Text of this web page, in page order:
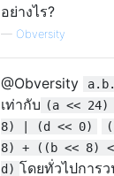
อย่างไร?
— Obversity
@Obversity
เท่ากับ (a <<
8) | (d << 0)
8) + ((b << 8)
d) โดยทั่วไปการ